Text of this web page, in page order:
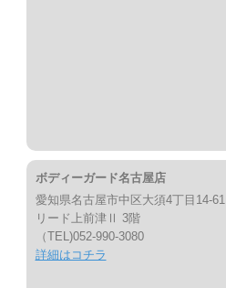
ボディーガード名古屋店
愛知県名古屋市中区大須4丁目14-61
リード上前津Ⅱ 3階
（TEL)052-990-3080
詳細はコチラ